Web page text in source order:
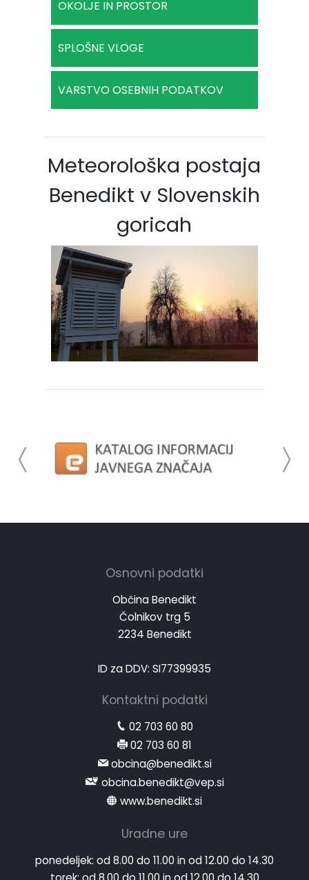
OKOLJE IN PROSTOR
SPLOŠNE VLOGE
VARSTVO OSEBNIH PODATKOV
Meteorološka postaja
Benedikt v Slovenskih
goricah
Osnovni podatki
Občina Benedikt
Čolnikov trg 5
2234 Benedikt
ID za DDV: SI77399935
Kontaktni podatki
02 703 60 80
02 703 60 81
obcina@benedikt.si
obcina.benedikt@vep.si
www.benedikt.si
Uradne ure
ponedeljek: od 8.00 do 11.00 in od 12.00 do 14.30